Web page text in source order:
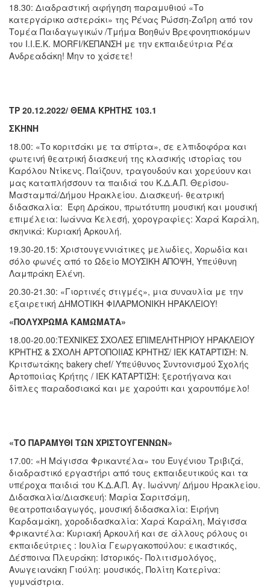
18.30: Διαδραστική αφήγηση παραμυθιού «Το
κατεργάρικο αστεράκι» της Ρένας Ρώσση-Ζαΐρη από τον
Τομέα Παιδαγωγικών /Τμήμα Βοηθών Βρεφονηπιοκόμων
του Ι.Ι.Ε.Κ. MORFI/ΚΕΠΑΝΣΗ με την εκπαιδεύτρια Ρέα
Ανδρεαδάκη! Μην το χάσετε!
ΤΡ 20.12.2022/ ΘΕΜΑ ΚΡΗΤΗΣ 103.1
ΣΚΗΝΗ
18.00: «Το κοριτσάκι με τα σπίρτα», σε ελπιδοφόρα και
φωτεινή θεατρική διασκευή της κλασικής ιστορίας του
Καρόλου Ντίκενς. Παίζουν, τραγουδούν και χορεύουν και
μας καταπλήσσουν τα παιδιά του Κ.Δ.Α.Π. Θερίσου-
Μασταμπά/Δήμου Ηρακλείου. Διασκευή- θεατρική
διδασκαλία: Έφη Δράκου, πρωτότυπη μουσική και μουσική
επιμέλεια: Ιωάννα Κελεσή, χορογραφίες: Χαρά Καράλη,
σκηνικά: Κυριακή Αρκουλή.
19.30-20.15: Χριστουγεννιάτικες μελωδίες, Χορωδία και
σόλο φωνές από το Ωδείο ΜΟΥΣΙΚΗ ΑΠΟΨΗ, Υπεύθυνη
Λαμπράκη Ελένη.
20.30-21.30: «Γιορτινές στιγμές», μια συναυλία με την
εξαιρετική ΔΗΜΟΤΙΚΗ ΦΙΛΑΡΜΟΝΙΚΗ ΗΡΑΚΛΕΙΟΥ!
«ΠΟΛΥΧΡΩΜΑ ΚΑΜΩΜΑΤΑ»
18.00-20.00:ΤΕΧΝΙΚΕΣ ΣΧΟΛΕΣ ΕΠΙΜΕΛΗΤΗΡΙΟΥ ΗΡΑΚΛΕΙΟΥ
ΚΡΗΤΗΣ & ΣΧΟΛΗ ΑΡΤΟΠΟΙΙΑΣ ΚΡΗΤΗΣ/ ΙΕΚ ΚΑΤΑΡΤΙΣΗ: Ν.
Κριτσωτάκης bakery chef/ Υπεύθυνος Συντονισμού Σχολής
Αρτοποιίας Κρήτης / ΙΕΚ ΚΑΤΑΡΤΙΣΗ: ξεροτήγανα και
δίπλες παραδοσιακά και με χαρούπι και χαρουπόμελο!
«ΤΟ ΠΑΡΑΜΥΘΙ ΤΩΝ ΧΡΙΣΤΟΥΓΕΝΝΩΝ»
17.00: «Η Μάγισσα Φρικαντέλα» του Ευγένιου Τριβιζά,
διαδραστικό εργαστήρι από τους εκπαιδευτικούς και τα
υπέροχα παιδιά του Κ.Δ.Α.Π. Αγ. Ιωάννη/ Δήμου Ηρακλείου.
Διδασκαλία/Διασκευή: Μαρία Σαριτσάμη,
θεατροπαιδαγωγός, μουσική διδασκαλία: Ειρήνη
Καρδαμάκη, χοροδιδασκαλία: Χαρά Καράλη, Μάγισσα
Φρικαντέλα: Κυριακή Αρκουλή και σε άλλους ρόλους οι
εκπαιδεύτριες : Ιουλία Γεωργακοπούλου: εικαστικός,
Δέσποινα Πλευράκη: Ιστορικός- Πολιτισμολόγος,
Ανωγειανάκη Γιούλη: μουσικός, Πολίτη Κατερίνα:
γυμνάστρια.